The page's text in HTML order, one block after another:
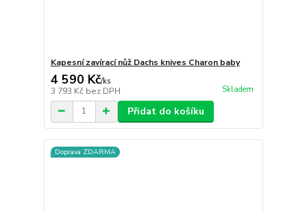
Kapesní zavírací nůž Dachs knives Charon baby
4 590 Kč/ks
3 793 Kč bez DPH Skladem
Přidat do košíku
Doprava ZDARMA